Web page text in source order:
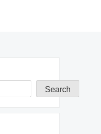
Search